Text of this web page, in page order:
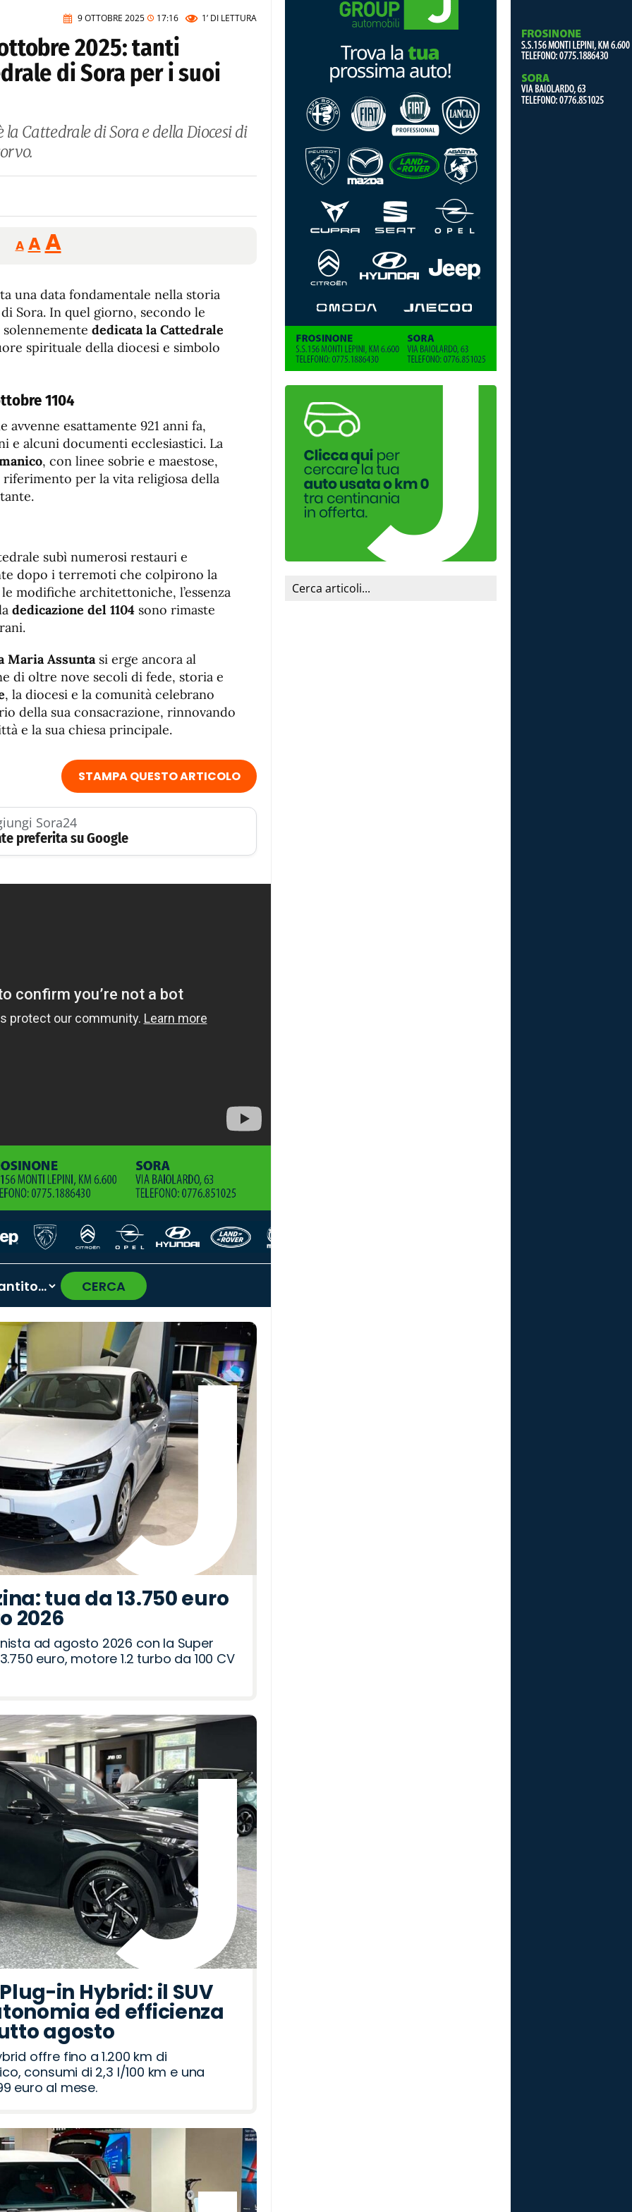
9 OTTOBRE 2025 17:16 1’ DI LETTURA
2025: tanti
di Sora per i suoi
Cattedrale di Sora e della Diocesi di
A
Reducir
tamaño
A Restablecer
tamaño
de
fuente
AAumentar
de
fuente.
una data fondamentale nella storia
Sora. In quel giorno, secondo le
dedicata la Cattedrale
spirituale della diocesi e simbolo
1104
avvenne esattamente 921 anni fa,
e alcuni documenti ecclesiastici. La
, con linee sobrie e maestose,
per la vita religiosa della
subì numerosi restauri e
dopo i terremoti che colpirono la
modifiche architettoniche, l’essenza
dedicazione del 1104 sono rimaste
Maria Assuntasi erge ancora al
di oltre nove secoli di fede, storia e
, la diocesi e la comunità celebrano
della sua consacrazione, rinnovando
e la sua chiesa principale.
STAMPA QUESTO ARTICOLO
Sora24
preferita su Google
CERCA
›
tua da 13.750 euro
2026
ad agosto 2026 con la Super
euro, motore 1.2 turbo da 100 CV
in Hybrid: il SUV
ed efficienza
agosto
offre fino a 1.200 km di
consumi di 2,3 l/100 km e una
euro al mese.